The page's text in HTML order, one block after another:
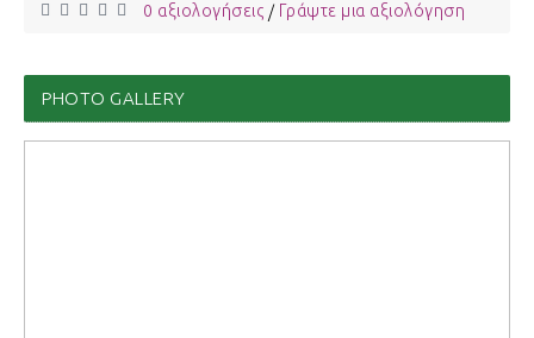
0 αξιολογήσεις / Γράψτε μια αξιολόγηση
PHOTO GALLERY